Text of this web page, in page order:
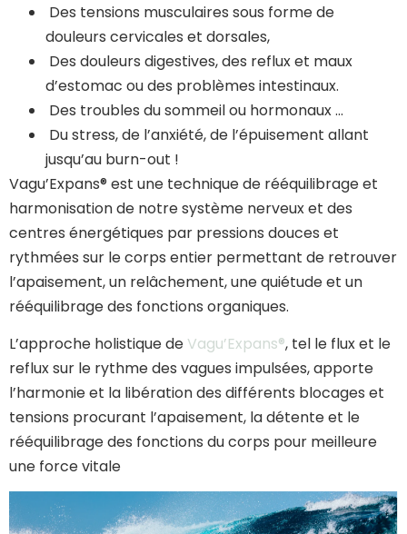
Des tensions musculaires sous forme de
douleurs cervicales et dorsales,
Des douleurs digestives, des reflux et maux
d’estomac ou des problèmes intestinaux.
Des troubles du sommeil ou hormonaux …
Du stress, de l’anxiété, de l’épuisement allant
jusqu’au burn-out !
Vagu’Expans® est une technique de rééquilibrage et
harmonisation de notre système nerveux et des
centres énergétiques par pressions douces et
rythmées sur le corps entier permettant de retrouver
l’apaisement, un relâchement, une quiétude et un
rééquilibrage des fonctions organiques.
L’approche holistique de Vagu’Expans®, tel le flux et le
reflux sur le rythme des vagues impulsées, apporte
l’harmonie et la libération des différents blocages et
tensions procurant l’apaisement, la détente et le
rééquilibrage des fonctions du corps pour meilleure
une force vitale